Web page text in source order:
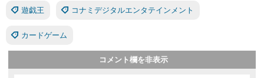
遊戯王 コナミデジタルエンタテインメント
カードゲーム
コメント欄を非表示